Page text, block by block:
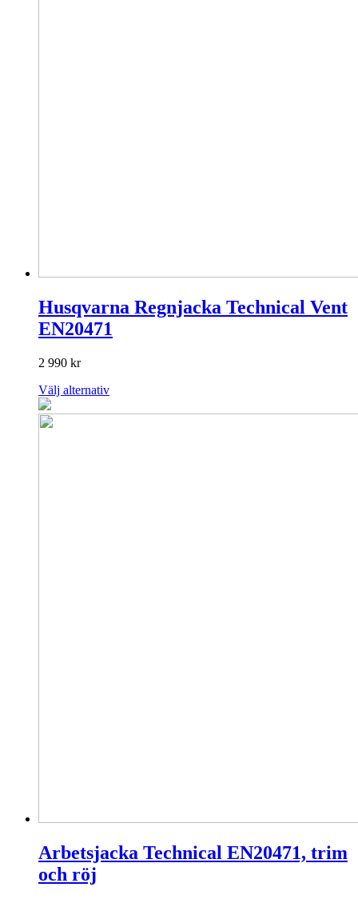
Husqvarna Regnjacka Technical Vent
EN20471
2 990 kr
Välj alternativDen
produkten
Arbetsjacka Technical EN20471, trim
och röj